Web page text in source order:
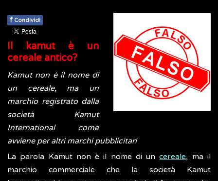
f Condividi
Il kamut è un
cereale antico?
Kamut non è il nome di
un cereale, ma un
marchio registrato dalla
società Kamut
International come
avviene per altri marchi pubblicitari
La parola Kamut non è il nome di uncereale, ma il
marchio commerciale che la società Kamut